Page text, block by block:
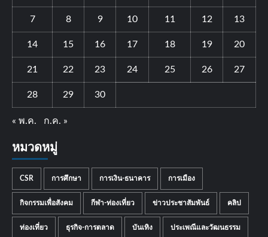
7 8 9 10 11 12 13
14 15 16 17 18 19 20
21 22 23 24 25 26 27
28 29 30
« พ.ค. ก.ค. »
หมวดหมู่
CSR การศึกษา การเงิน-ธนาคาร การเมือง
กิจกรรมเพื่อสังคม กีฬา-ท่องเที่ยว ข่าวประชาสัมพันธ์ คลิป
ท่องเที่ยว ธุรกิจ-การตลาด บันเทิง ประเพณีและวัฒนธรรม